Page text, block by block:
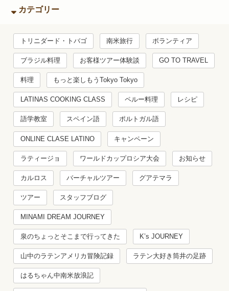
カテゴリー
トリニダード・トバゴ 南米旅行 ボランティア
ブラジル料理 お客様ツアー体験談 GO TO TRAVEL
料理 もっと楽しもうTokyo Tokyo
LATINAS COOKING CLASS ペルー料理 レシピ
語学教室 スペイン語 ポルトガル語
ONLINE CLASE LATINO キャンペーン
ラティージョ ワールドカップロシア大会 お知らせ
カルロス バーチャルツアー グアテマラ
ツアー スタッフブログ
MINAMI DREAM JOURNEY
泉のちょっとそこまで行ってきた K’s JOURNEY
山中のラテンアメリカ冒険記録 ラテン大好き筒井の足跡
はるちゃん中南米放浪記